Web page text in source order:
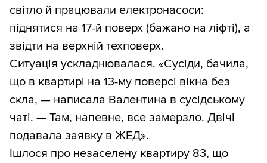
світло й працювали електронасоси:
піднятися на 17-й поверх (бажано на ліфті), а
звідти на верхній техповерх.
Ситуація ускладнювалася. «Сусіди, бачила,
що в квартирі на 13-му поверсі вікна без
скла, — написала Валентина в сусідському
чаті. — Там, напевне, все замерзло. Двічі
подавала заявку в ЖЕД».
Ішлося про незаселену квартиру 83, що